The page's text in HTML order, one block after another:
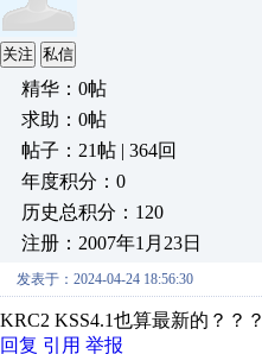
关注 私信
精华：0帖
求助：0帖
帖子：21帖 | 364回
年度积分：0
历史总积分：120
注册：2007年1月23日
发表于：2024-04-24 18:56:30
KRC2 KSS4.1也算最新的？？？
回复 引用 举报